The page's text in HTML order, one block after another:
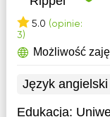
5.0 (opinie:
3)
Możliwość
Język angielski
Edukacja: